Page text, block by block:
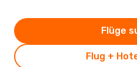
Flug +
Flüge